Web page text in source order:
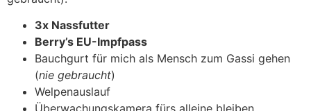
3x Nassfutter
Berry’s EU-Impfpass
Bauchgurt für mich als Mensch zum Gassi gehen
(nie gebraucht)
Welpenauslauf